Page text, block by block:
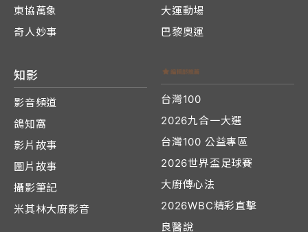
東協萬象
奇人妙事
大運動場
巴黎奧運
知影
影音頻道
鴿知窩
影片故事
圖片故事
攝影筆記
米其林大廚影音
台灣100
2026九合一大選
台灣100 公益專區
2026世界盃足球賽
大廚傳心法
2026WBC精彩直擊
良醫說